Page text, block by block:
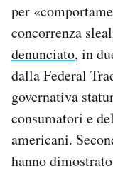
Area Personale
Newsletter
Notifiche
Regala il Post
Hai bisogno di
Esci
per
concorrenza
denunciato, in
dalla Federal
governativa
consumatori e
americani.
hanno